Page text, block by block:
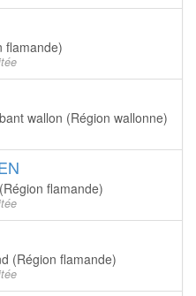
flamande)
wallon (Région wallonne)
flamande)
(Région flamande)